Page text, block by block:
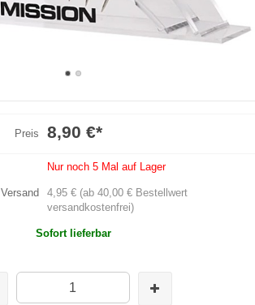
Preis 8,90 €*
Nur noch 5 Mal auf Lager
Versand
4,95 € (ab 40,00 € Bestellwert
versandkostenfrei)
Sofort lieferbar